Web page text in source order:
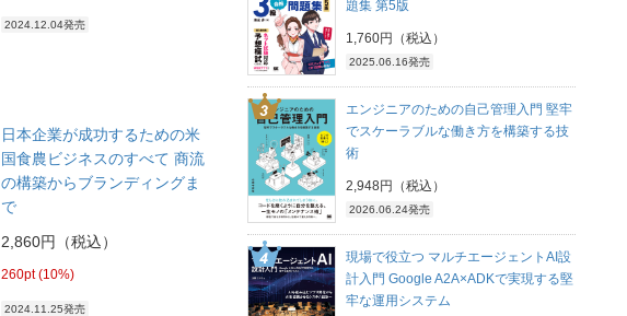
2024.12.04発売
日本企業が成功するための米
国食農ビジネスのすべて 商流
の構築からブランディングま
で
2,860円（税込）
260pt (10%)
2024.11.25発売
題集 第5版
1,760円（税込）
2025.06.16発売
エンジニアのための自己管理入門 堅牢
でスケーラブルな働き方を構築する技
術
2,948円（税込）
2026.06.24発売
現場で役立つ マルチエージェントAI設
計入門 Google A2A×ADKで実現する堅
牢な運用システム